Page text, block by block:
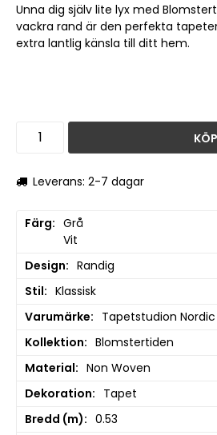
Unna dig själv lite lyx med
vackra rand är den perfekta
extra lantlig känsla till ditt hem.
KÖP
Leverans: 2-7 dagar
Färg
Grå
Vit
Design
Randig
Stil
Klassisk
Varumärke
Tapetstudion Nordic
Kollektion
Blomstertiden
Material
Non Woven
Dekoration
Tapet
Bredd (m)
0.53